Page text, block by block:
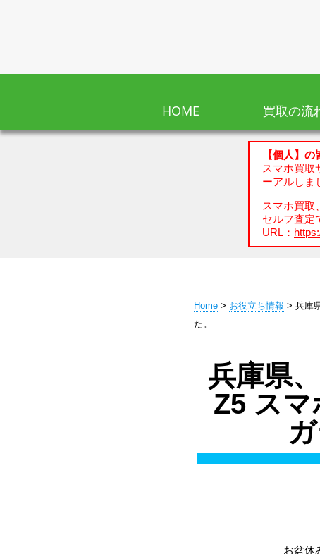
HOME 買取の流
【個人】の
スマホ買取
ーアルしま
スマホ買取
セルフ査定
URL：
Home > お役立ち情報 > 兵庫
た。
兵庫県
Z5 ス
お盆休